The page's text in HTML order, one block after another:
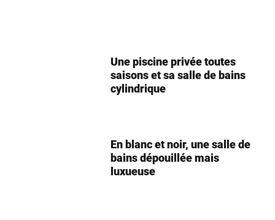
Une piscine privée toutes
saisons et sa salle de bains
cylindrique
En blanc et noir, une salle de
bains dépouillée mais
luxueuse